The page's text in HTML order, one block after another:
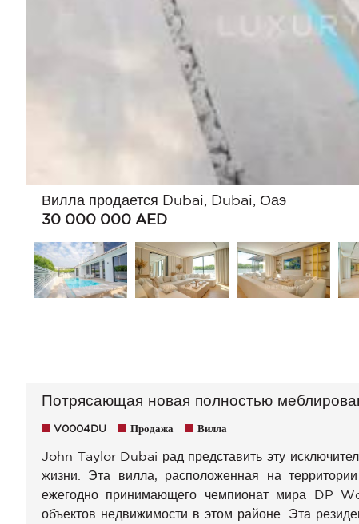
Вилла продается Dubai, Dubai, Оаэ
30 000 000 AED
Потрясающая новая полностью
V0004DU Продажа Вилла
John Taylor Dubai рад представить эту
жизни. Эта вилла, расположенная на
ежегодно принимающего чемпионат мира DP
объектов недвижимости в этом районе. Эта